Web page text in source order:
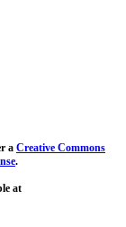
a Creative Commons
.
at